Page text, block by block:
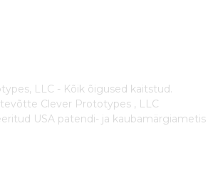
LLC - Kõik õigused kaitstud.
Clever Prototypes , LLC
USA patendi- ja kaubamärgiametis